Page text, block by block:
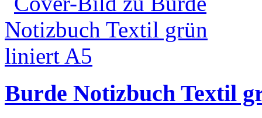
Burde Notizbuch Textil